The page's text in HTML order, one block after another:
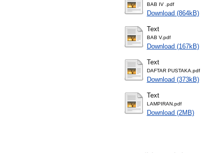
BAB IV .pdf
Download (864kB)
Text
BAB V.pdf
Download (167kB)
Text
DAFTAR PUSTAKA.pdf
Download (373kB)
Text
LAMPIRAN.pdf
Download (2MB)